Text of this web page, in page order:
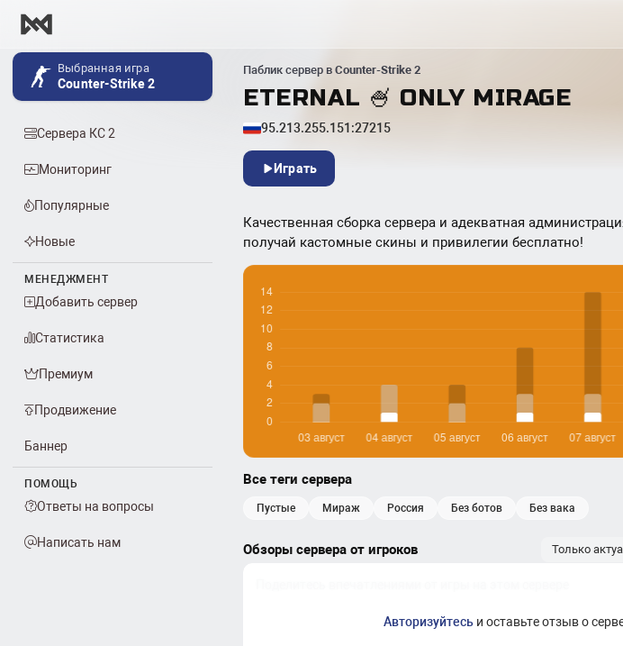
Выбранная игра
Counter-Strike 2
Сервера КС 2
Мониторинг
Популярные
Новые
МЕНЕДЖМЕНТ
Добавить сервер
Статистика
Премиум
Продвижение
Баннер
ПОМОЩЬ
Ответы на вопросы
Написать нам
Паблик сервер в Counter-Strike 2
ETERNAL 🍧 ONLY MIRAGE
95.213.255.151:27215
Играть
Качественная сборка сервера и адекватная
получай кастомные скины и привилегии бесплатно!
Все теги сервера
пустые мираж россия без ботов без вака
Обзоры сервера от игроков Только
Авторизуйтесьи оставьте отзыв о